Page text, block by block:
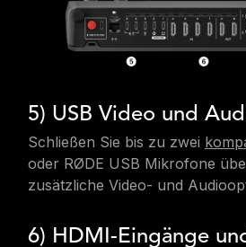
5) USB Video und
Schließen Sie bis zu zwei
oder RØDE USB Mikrofone
zusätzliche Video- und
6) HDMI-Eingänge